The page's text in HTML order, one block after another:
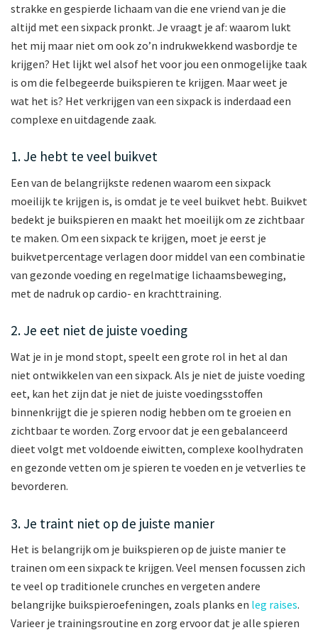
strakke en gespierde lichaam van die ene vriend van je die
altijd met een sixpack pronkt. Je vraagt je af: waarom lukt
het mij maar niet om ook zo’n indrukwekkend wasbordje te
krijgen? Het lijkt wel alsof het voor jou een onmogelijke taak
is om die felbegeerde buikspieren te krijgen. Maar weet je
wat het is? Het verkrijgen van een sixpack is inderdaad een
complexe en uitdagende zaak.
1. Je hebt te veel buikvet
Een van de belangrijkste redenen waarom een sixpack
moeilijk te krijgen is, is omdat je te veel buikvet hebt. Buikvet
bedekt je buikspieren en maakt het moeilijk om ze zichtbaar
te maken. Om een sixpack te krijgen, moet je eerst je
buikvetpercentage verlagen door middel van een combinatie
van gezonde voeding en regelmatige lichaamsbeweging,
met de nadruk op cardio- en krachttraining.
2. Je eet niet de juiste voeding
Wat je in je mond stopt, speelt een grote rol in het al dan
niet ontwikkelen van een sixpack. Als je niet de juiste voeding
eet, kan het zijn dat je niet de juiste voedingsstoffen
binnenkrijgt die je spieren nodig hebben om te groeien en
zichtbaar te worden. Zorg ervoor dat je een gebalanceerd
dieet volgt met voldoende eiwitten, complexe koolhydraten
en gezonde vetten om je spieren te voeden en je vetverlies te
bevorderen.
3. Je traint niet op de juiste manier
Het is belangrijk om je buikspieren op de juiste manier te
trainen om een sixpack te krijgen. Veel mensen focussen zich
te veel op traditionele crunches en vergeten andere
belangrijke buikspieroefeningen, zoals planks en leg raises.
Varieer je trainingsroutine en zorg ervoor dat je alle spieren